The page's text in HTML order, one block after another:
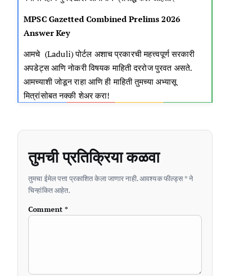
MPSC Gazetted Combined Prelims 2026
Answer Key
आमचे (Laduli) पोर्टल अशाच प्रकारची महत्त्वपूर्ण सरकारी
अपडेट्स आणि नोकरी विषयक माहिती दररोज पुरवत असते.
आमच्याशी जोडून राहा आणि ही माहिती तुमच्या अभ्यासू
मित्रांसोबत नक्की शेअर करा!
तुमची प्रतिक्रिया कळवा
तुमचा ईमेल पत्ता प्रकाशित केला जाणार नाही. आवश्यक फील्ड्स * ने
चिन्हांकित आहेत.
Comment*